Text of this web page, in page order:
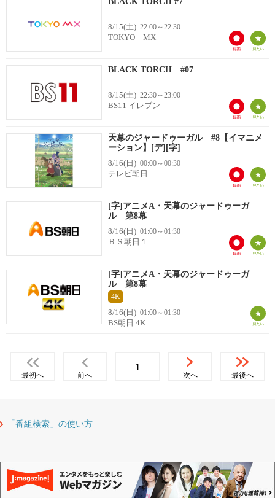
8/15(土) 22:00～22:30
TOKYO MX
BLACK TORCH #07
8/15(土) 22:30～23:00
BS11 イレブン
天幕のジャードゥーガル #8【イマニメ
ーション】[デ][字]
8/16(日) 00:00～00:30
テレビ朝日
[字]アニメA・天幕のジャードゥーガ
ル 第8幕
8/16(日) 01:00～01:30
ＢＳ朝日１
[字]アニメA・天幕のジャードゥーガ
ル 第8幕
4K
8/16(日) 01:00～01:30
BS朝日 4K
最初へ 前へ
1
次へ 最後へ
「番組検索」の使い方